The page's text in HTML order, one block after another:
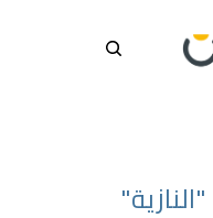
"النازية"